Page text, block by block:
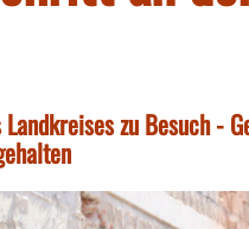
Landkreises zu Besuch -